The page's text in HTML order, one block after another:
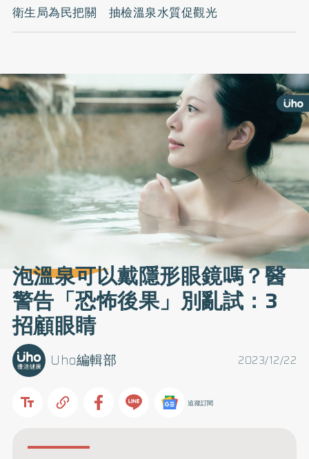
衛生局為民把關 抽檢溫泉水質促觀光
泡溫泉可以戴隱形眼鏡嗎？醫
警告「恐怖後果」別亂試：3
招顧眼睛
2023/12/22
Uho編輯部
追蹤訂閱